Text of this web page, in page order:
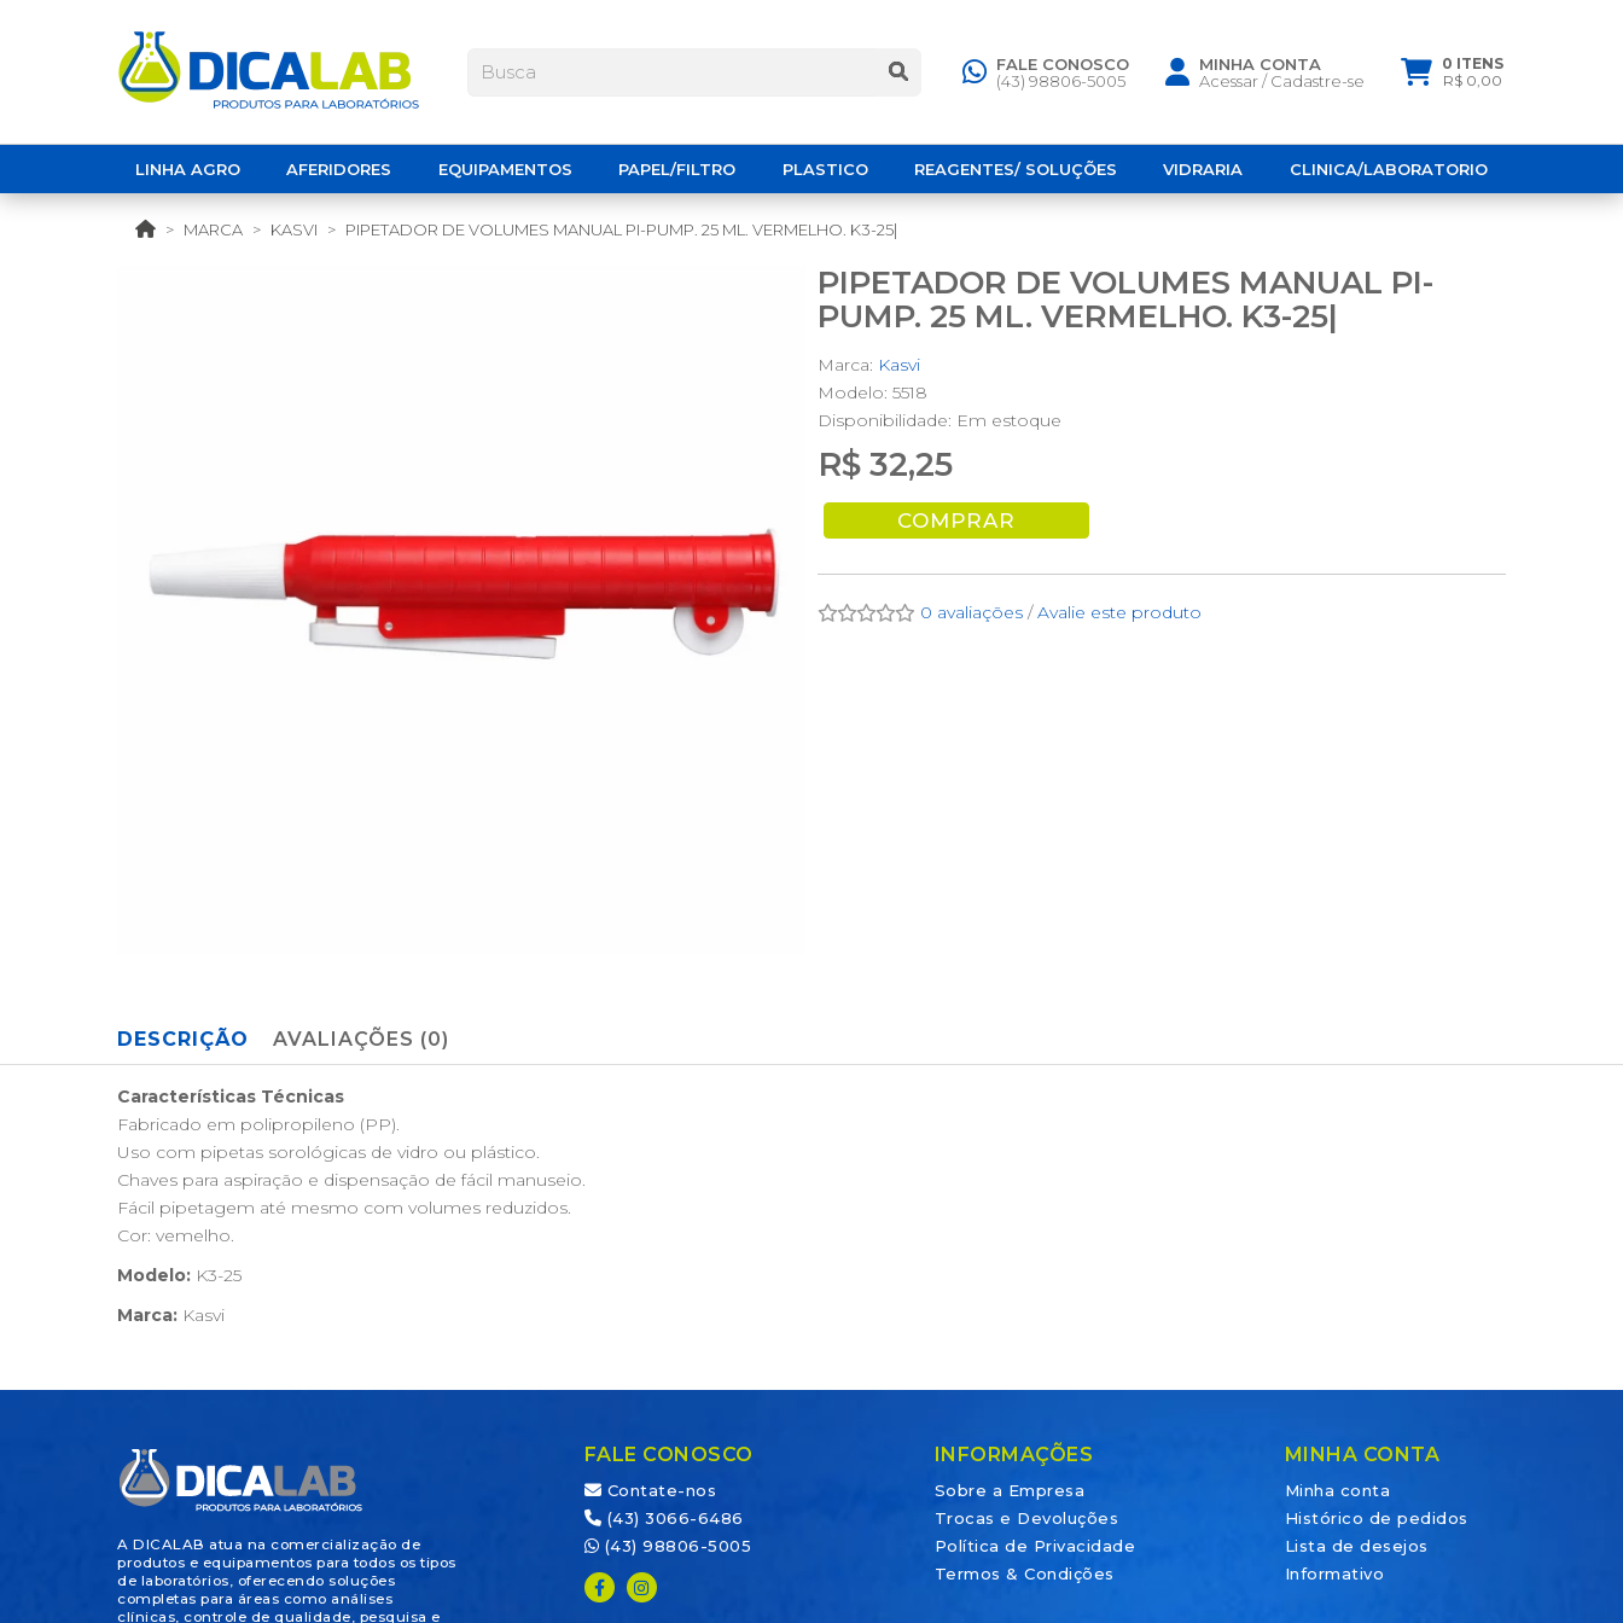
FALE CONOSCO
(43) 98806-5005
MINHA CONTA
Acessar/Cadastre-se
0 ITENS
R$ 0,00
LINHA AGRO AFERIDORES EQUIPAMENTOS PAPEL/FILTRO PLASTICO REAGENTES/ SOLUÇÕES VIDRARIA CLINICA/LABORATORIO
MARCA KASVI PIPETADOR DE VOLUMES MANUAL PI-PUMP. 25 ML. VERMELHO. K3-25|
PIPETADOR DE VOLUMES MANUAL PI-
PUMP. 25 ML. VERMELHO. K3-25|
Marca: Kasvi
Modelo: 5518
Disponibilidade: Em estoque
R$ 32,25
COMPRAR
0 avaliações /Avalie este produto
DESCRIÇÃO AVALIAÇÕES (0)
Características Técnicas
Fabricado em polipropileno (PP).
Uso com pipetas sorológicas de vidro ou plástico.
Chaves para aspiração e dispensação de fácil manuseio.
Fácil pipetagem até mesmo com volumes reduzidos.
Cor: vemelho.
Modelo: K3-25
Marca: Kasvi
A DICALAB atua na comercialização de
produtos e equipamentos para todos os tipos
de laboratórios, oferecendo soluções
completas para áreas como análises
clínicas, controle de qualidade, pesquisa e
FALE CONOSCO
Contate-nos
(43) 3066-6486
(43) 98806-5005
INFORMAÇÕES
Sobre a Empresa
Trocas e Devoluções
Política de Privacidade
Termos & Condições
MINHA CONTA
Minha conta
Histórico de pedidos
Lista de desejos
Informativo